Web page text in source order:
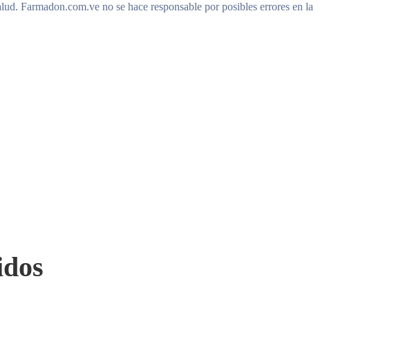
Farmadon.com.ve no se hace responsable por posibles errores en la